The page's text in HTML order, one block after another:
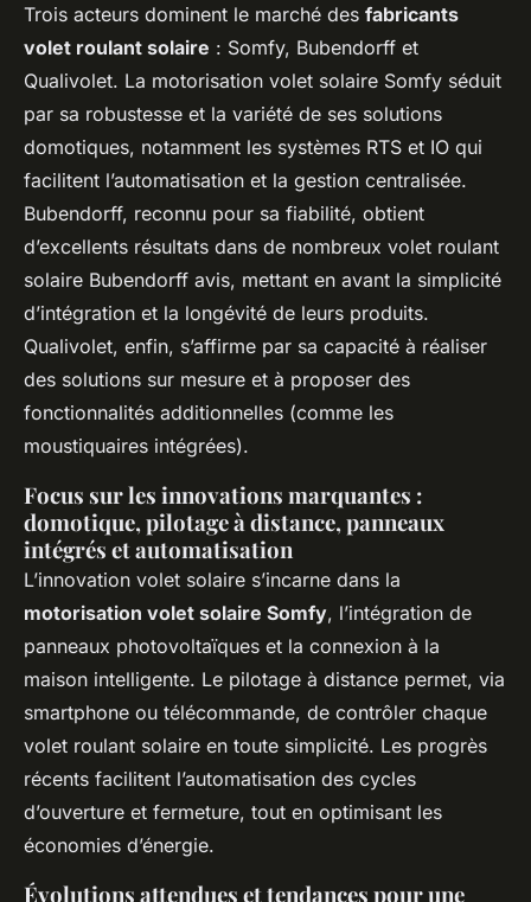
Trois acteurs dominent le marché des fabricants
volet roulant solaire : Somfy, Bubendorff et
Qualivolet. La motorisation volet solaire Somfy séduit
par sa robustesse et la variété de ses solutions
domotiques, notamment les systèmes RTS et IO qui
facilitent l’automatisation et la gestion centralisée.
Bubendorff, reconnu pour sa fiabilité, obtient
d’excellents résultats dans de nombreux volet roulant
solaire Bubendorff avis, mettant en avant la simplicité
d’intégration et la longévité de leurs produits.
Qualivolet, enfin, s’affirme par sa capacité à réaliser
des solutions sur mesure et à proposer des
fonctionnalités additionnelles (comme les
moustiquaires intégrées).
Focus sur les innovations marquantes :
domotique, pilotage à distance, panneaux
intégrés et automatisation
L’innovation volet solaire s’incarne dans la
motorisation volet solaire Somfy, l’intégration de
panneaux photovoltaïques et la connexion à la
maison intelligente. Le pilotage à distance permet, via
smartphone ou télécommande, de contrôler chaque
volet roulant solaire en toute simplicité. Les progrès
récents facilitent l’automatisation des cycles
d’ouverture et fermeture, tout en optimisant les
économies d’énergie.
Évolutions attendues et tendances pour une